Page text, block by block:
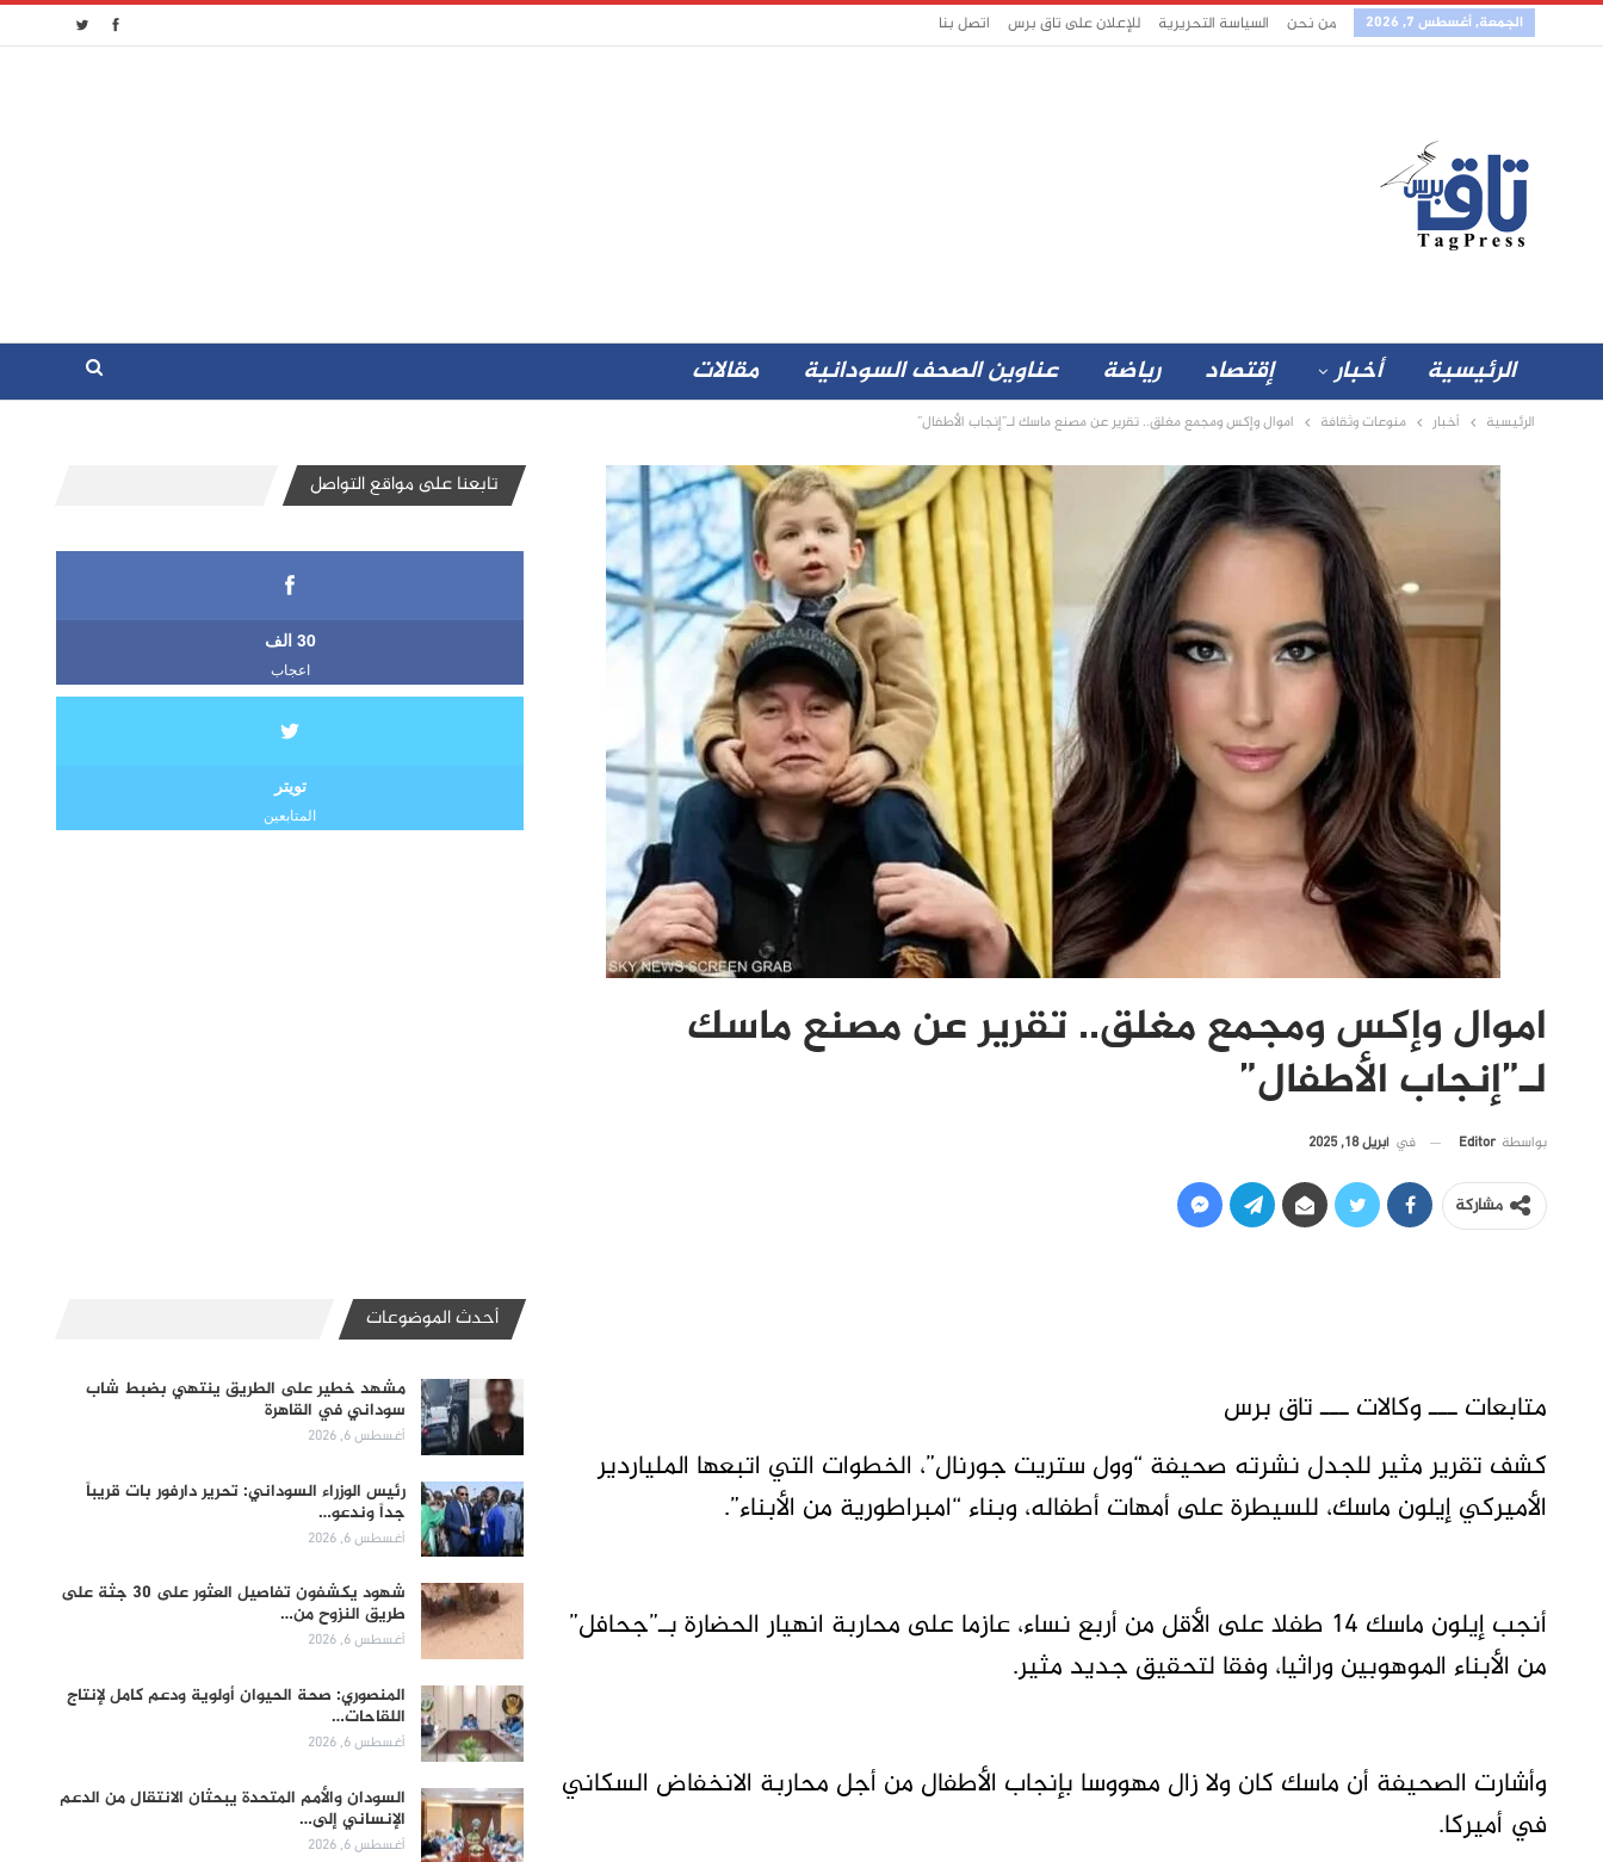
الجمعة, أغسطس 7, 2026 من نحن السياسة التحريرية للإعلان على تاق برس اتصل بنا
الرئيسية أخبار إقتصاد رياضة عناوين الصحف السودانية مقالات
الرئيسية أخبار منوعات وثقافة اموال وإكس ومجمع مغلق.. تقرير عن مصنع ماسك لـ”إنجاب الأطفال”
اموال وإكس ومجمع مغلق.. تقرير عن مصنع ماسك
لـ”إنجاب الأطفال”
بواسطة Editor في أبريل 18, 2025
مشاركة
متابعات ـــ وكالات ـــ تاق برس
كشف تقرير مثير للجدل نشرته صحيفة “وول ستريت جورنال”، الخطوات التي اتبعها الملياردير
الأميركي إيلون ماسك، للسيطرة على أمهات أطفاله، وبناء “امبراطورية من الأبناء”.
أنجب إيلون ماسك 14 طفلا على الأقل من أربع نساء، عازما على محاربة انهيار الحضارة بـ”جحافل”
من الأبناء الموهوبين وراثيا، وفقا لتحقيق جديد مثير.
وأشارت الصحيفة أن ماسك كان ولا زال مهووسا بإنجاب الأطفال من أجل محاربة الانخفاض السكاني
في أميركا.
تابعنا على مواقع التواصل
30 الف
اعجاب
تويتر
المتابعين
أحدث الموضوعات
مشهد خطير على الطريق ينتهي بضبط شاب
سوداني في القاهرة
أغسطس 6, 2026
رئيس الوزراء السوداني: تحرير دارفور بات قريباً
جداً وندعو…
أغسطس 6, 2026
شهود يكشفون تفاصيل العثور على 30 جثة على
طريق النزوح من…
أغسطس 6, 2026
المنصوري: صحة الحيوان أولوية ودعم كامل لإنتاج
اللقاحات…
أغسطس 6, 2026
السودان والأمم المتحدة يبحثان الانتقال من الدعم
الإنساني إلى…
أغسطس 6, 2026